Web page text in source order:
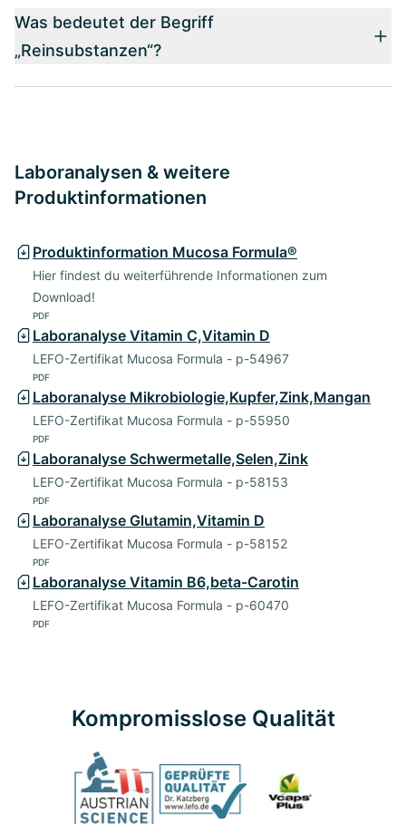
Was bedeutet der Begriff
„Reinsubstanzen“?
Laboranalysen & weitere
Produktinformationen
Produktinformation Mucosa Formula®
Hier findest du weiterführende Informationen zum
Download!
PDF
Laboranalyse Vitamin C,Vitamin D
LEFO-Zertifikat Mucosa Formula - p-54967
PDF
Laboranalyse Mikrobiologie,Kupfer,Zink,Mangan
LEFO-Zertifikat Mucosa Formula - p-55950
PDF
Laboranalyse Schwermetalle,Selen,Zink
LEFO-Zertifikat Mucosa Formula - p-58153
PDF
Laboranalyse Glutamin,Vitamin D
LEFO-Zertifikat Mucosa Formula - p-58152
PDF
Laboranalyse Vitamin B6,beta-Carotin
LEFO-Zertifikat Mucosa Formula - p-60470
PDF
Kompromisslose Qualität